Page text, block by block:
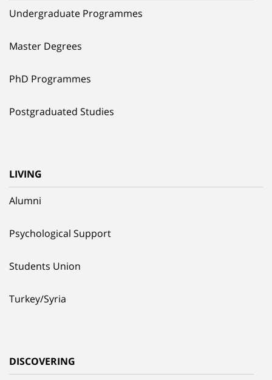
Undergraduate Programmes
Master Degrees
PhD Programmes
Postgraduated Studies
LIVING
Alumni
Psychological Support
Students Union
Turkey/Syria
DISCOVERING